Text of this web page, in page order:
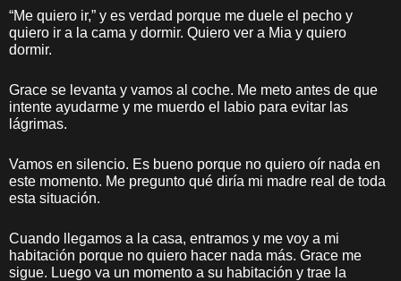
“Me quiero ir,” y es verdad porque me duele el pecho y
quiero ir a la cama y dormir. Quiero ver a Mia y quiero
dormir.
Grace se levanta y vamos al coche. Me meto antes de que
intente ayudarme y me muerdo el labio para evitar las
lágrimas.
Vamos en silencio. Es bueno porque no quiero oír nada en
este momento. Me pregunto qué diría mi madre real de toda
esta situación.
Cuando llegamos a la casa, entramos y me voy a mi
habitación porque no quiero hacer nada más. Grace me
sigue. Luego va un momento a su habitación y trae la